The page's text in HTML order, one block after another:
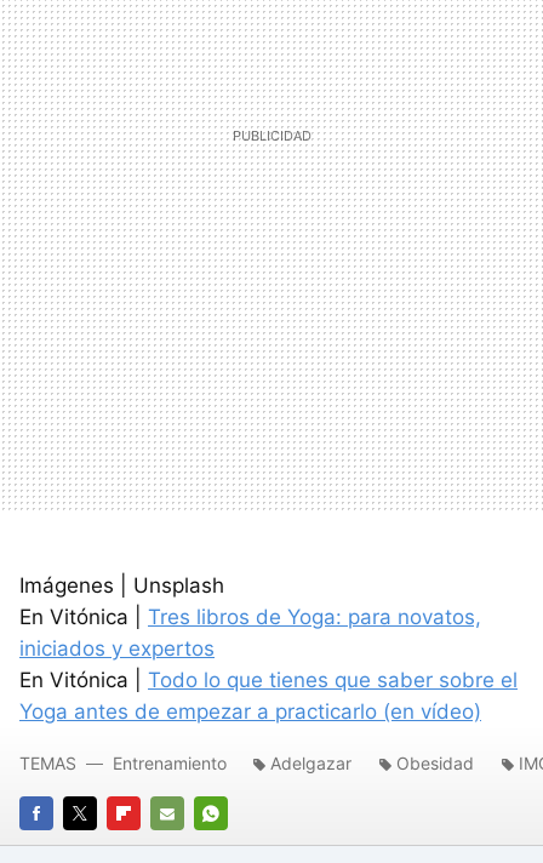
Imágenes | Unsplash
En Vitónica | Tres libros de Yoga: para novatos,
iniciados y expertos
En Vitónica | Todo lo que tienes que saber sobre el
Yoga antes de empezar a practicarlo (en vídeo)
FACEBOOK
TWITTERFLIPBOARD
E-
WHATSAPP
TEMAS Entrenamiento Adelgazar Obesidad